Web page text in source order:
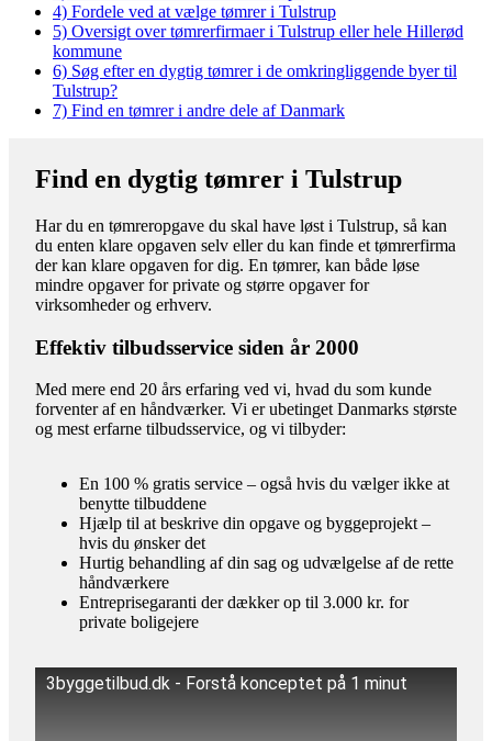
4) Fordele ved at vælge tømrer i Tulstrup
5) Oversigt over tømrerfirmaer i Tulstrup eller hele Hillerød
kommune
6) Søg efter en dygtig tømrer i de omkringliggende byer til
Tulstrup?
7) Find en tømrer i andre dele af Danmark
Find en dygtig tømrer i Tulstrup
Har du en tømreropgave du skal have løst i Tulstrup, så kan
du enten klare opgaven selv eller du kan finde et tømrerfirma
der kan klare opgaven for dig. En tømrer, kan både løse
mindre opgaver for private og større opgaver for
virksomheder og erhverv.
Effektiv tilbudsservice siden år 2000
Med mere end 20 års erfaring ved vi, hvad du som kunde
forventer af en håndværker. Vi er ubetinget Danmarks største
og mest erfarne tilbudsservice, og vi tilbyder:
En 100 % gratis service – også hvis du vælger ikke at
benytte tilbuddene
Hjælp til at beskrive din opgave og byggeprojekt –
hvis du ønsker det
Hurtig behandling af din sag og udvælgelse af de rette
håndværkere
Entreprisegaranti der dækker op til 3.000 kr. for
private boligejere
3byggetilbud.dk - Forstå konceptet på 1 minut